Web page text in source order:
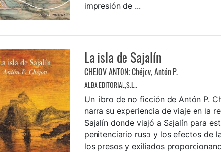
impresión de ...
La isla de Sajalín
CHEJOV ANTON;Chéjov, Antón P.
ALBA EDITORIAL,S.L..
Un libro de no ficción de Antón P.
narra su experiencia de viaje en la
Sajalín donde viajó a Sajalín para
penitenciario ruso y los efectos de
los presos y exiliados